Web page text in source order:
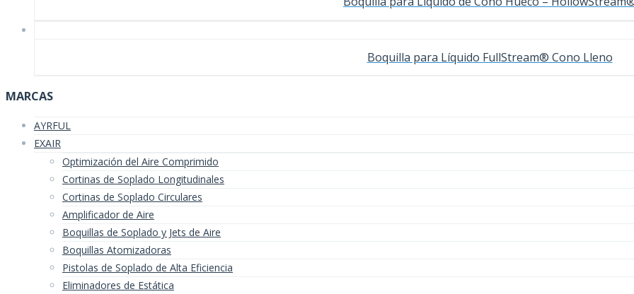
Boquilla para Líquido FullStream® Cono Lleno
MARCAS
AYRFUL
EXAIR
Optimización del Aire Comprimido
Cortinas de Soplado Longitudinales
Cortinas de Soplado Circulares
Amplificador de Aire
Boquillas de Soplado y Jets de Aire
Boquillas Atomizadoras
Pistolas de Soplado de Alta Eficiencia
Eliminadores de Estática